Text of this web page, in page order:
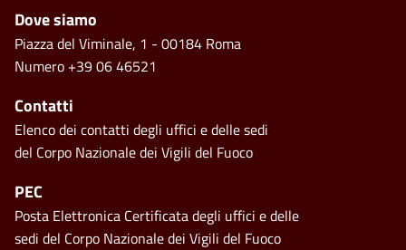
Piè di pagina
Dove siamo
Piazza del Viminale, 1 - 00184 Roma
Numero +39 06 46521
Contatti
Elenco dei contatti degli uffici e delle sedi
del Corpo Nazionale dei Vigili del Fuoco
PEC
Posta Elettronica Certificata degli uffici e delle
sedi del Corpo Nazionale dei Vigili del Fuoco